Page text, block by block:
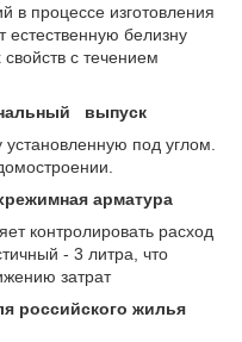
в процессе изготовления
естественную белизну
с течением
выпуск
под углом.
арматура
контролировать расход
- 3 литра, что
затрат